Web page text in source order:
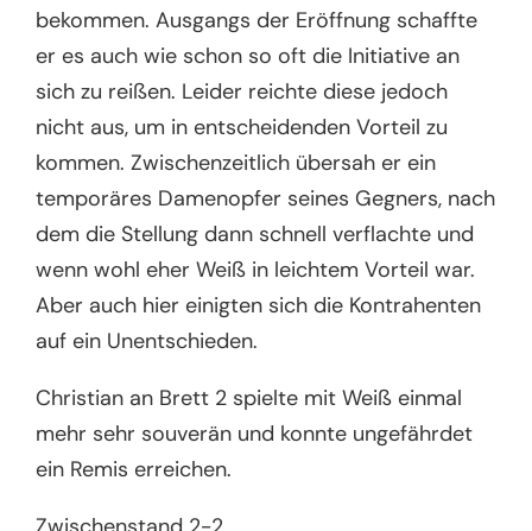
bekommen. Ausgangs der Eröffnung schaffte
er es auch wie schon so oft die Initiative an
sich zu reißen. Leider reichte diese jedoch
nicht aus, um in entscheidenden Vorteil zu
kommen. Zwischenzeitlich übersah er ein
temporäres Damenopfer seines Gegners, nach
dem die Stellung dann schnell verflachte und
wenn wohl eher Weiß in leichtem Vorteil war.
Aber auch hier einigten sich die Kontrahenten
auf ein Unentschieden.
Christian an Brett 2 spielte mit Weiß einmal
mehr sehr souverän und konnte ungefährdet
ein Remis erreichen.